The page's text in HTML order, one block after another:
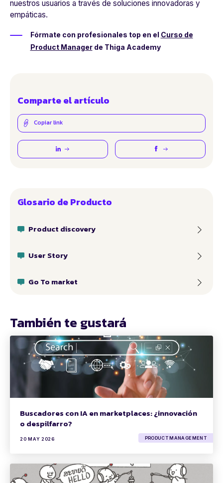
nuestros usuarios a través de soluciones innovadoras y
empáticas.
Fórmate con profesionales top en el Curso de
Product Managerde Thiga Academy
Comparte el artículo
Copiar link
Glosario de Producto
Product discovery
User Story
Go To market
También te gustará
Buscadores con IA en marketplaces: ¿innovación
o despilfarro?
20 MAY 2026 PRODUCT MANAGEMENT